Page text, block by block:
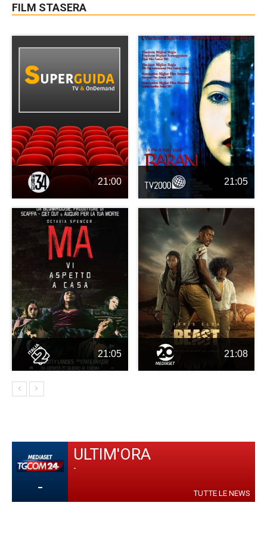
FILM STASERA
21:00 21:05
21:05 21:08
-
ULTIM'ORA
-
TUTTE LE NEWS